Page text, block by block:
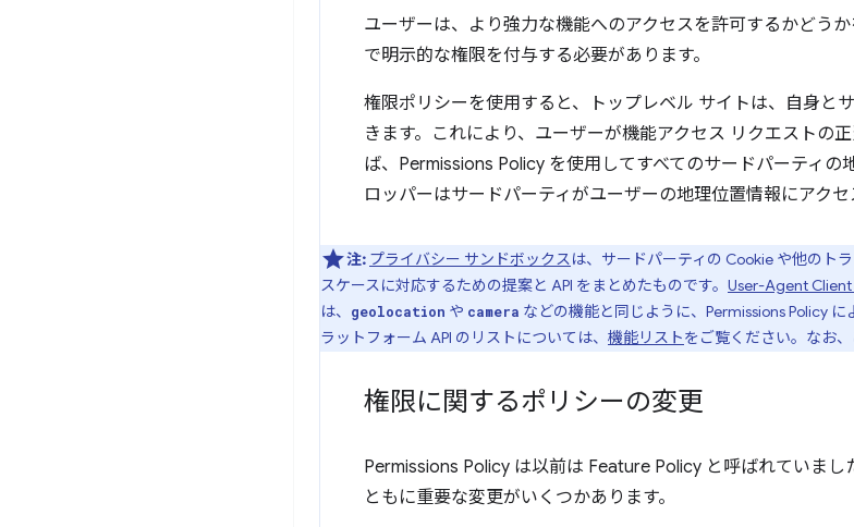
ユーザーは、より強力な機能へのアクセスを許可するかどう
で明示的な権限を付与する必要があります。
権限ポリシーを使用すると、トップレベル サイトは、自身と
きます。これにより、ユーザーが機能アクセス リクエストの
ば、Permissions Policy を使用してすべてのサードパーティ
ロッパーはサードパーティがユーザーの地理位置情報にアクセ
注: プライバシー サンドボックスは、サードパーティの Cookie や他のト
スケースに対応するための提案と API をまとめたものです。 User-Agent Client
は、
geolocation や camera などの機能と同じように、Permissions Policy
ラットフォーム API のリストについては、 機能リストをご覧ください。なお
権限に関するポリシーの変更
Permissions Policy は以前は Feature Policy と呼ばれていま
ともに重要な変更がいくつかあります。